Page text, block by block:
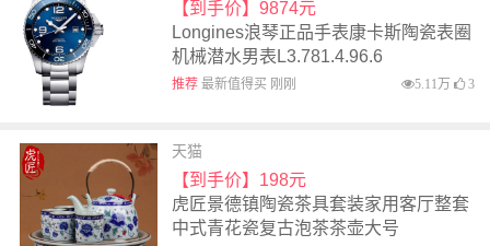
【到手价】9874元
Longines浪琴正品手表康卡斯陶瓷表圈
机械潜水男表L3.781.4.96.6
推荐最新值得买 刚刚 5.11万 3
天猫
【到手价】198元
虎匠景德镇陶瓷茶具套装家用客厅整套
中式青花瓷复古泡茶茶壶大号